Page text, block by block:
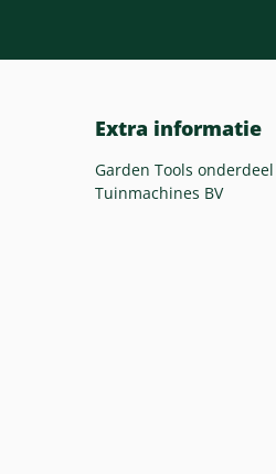
Extra informatie
Garden Tools
Tuinmachines BV